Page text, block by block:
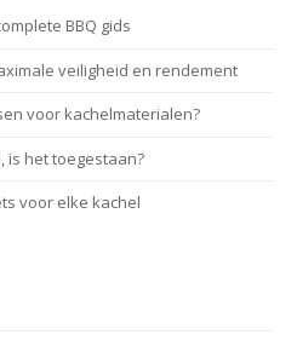
BBQ gids
veiligheid en rendement
voor kachelmaterialen?
is het toegestaan?
voor elke kachel